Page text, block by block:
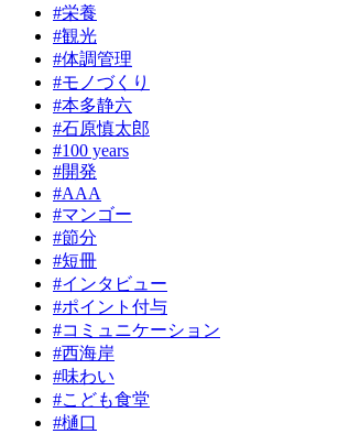
#栄養
#観光
#体調管理
#モノづくり
#本多静六
#石原慎太郎
#100 years
#開発
#AAA
#マンゴー
#節分
#短冊
#インタビュー
#ポイント付与
#コミュニケーション
#西海岸
#味わい
#こども食堂
#樋口